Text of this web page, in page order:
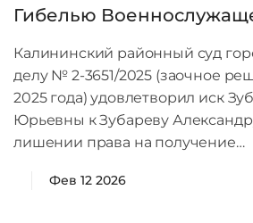
Гибелью
Калининский районный суд
делу № 2-3651/2025 (заочное
2025 года) удовлетворил иск
Юрьевны к Зубареву
лишении права на получение…
Фев 12 2026